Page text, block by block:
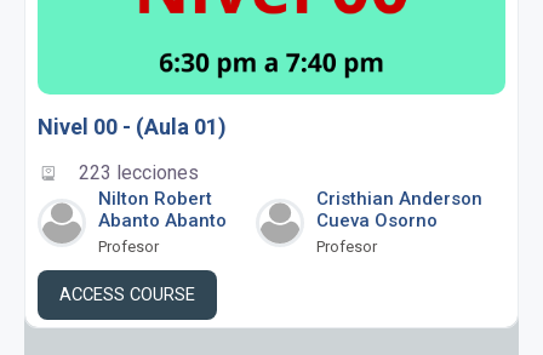
Nivel 00 - (Aula 01)
223 lecciones
Nilton Robert
Abanto Abanto
Profesor
Cristhian Anderson
Cueva Osorno
Profesor
ACCESS COURSE